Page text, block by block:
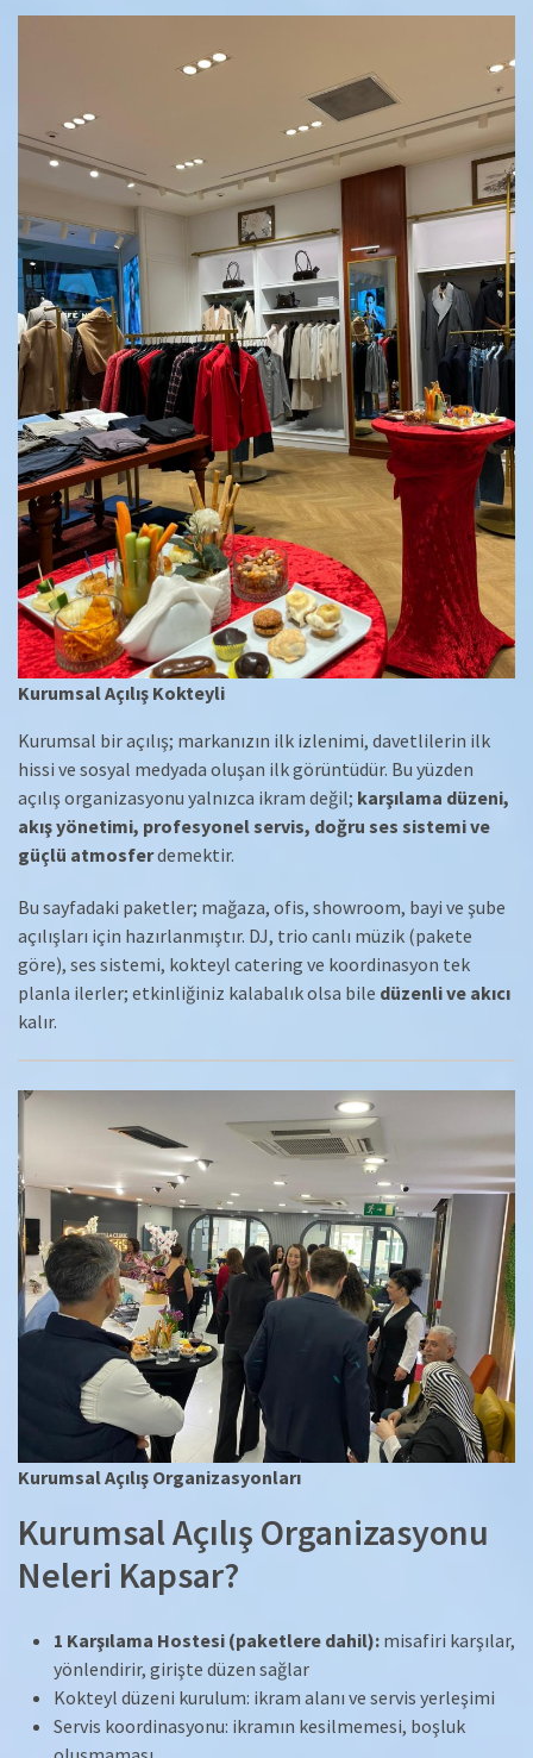
Kurumsal Açılış Kokteyli
Kurumsal bir açılış; markanızın ilk izlenimi, davetlilerin ilk
hissi ve sosyal medyada oluşan ilk görüntüdür. Bu yüzden
açılış organizasyonu yalnızca ikram değil; karşılama düzeni,
akış yönetimi, profesyonel servis, doğru ses sistemi ve
güçlü atmosferdemektir.
Bu sayfadaki paketler; mağaza, ofis, showroom, bayi ve şube
açılışları için hazırlanmıştır. DJ, trio canlı müzik (pakete
göre), ses sistemi, kokteyl catering ve koordinasyon tek
planla ilerler; etkinliğiniz kalabalık olsa bile düzenli ve akıcı
kalır.
Kurumsal Açılış Organizasyonları
Kurumsal Açılış Organizasyonu
Neleri Kapsar?
1 Karşılama Hostesi (paketlere dahil): misafiri karşılar,
yönlendirir, girişte düzen sağlar
Kokteyl düzeni kurulum: ikram alanı ve servis yerleşimi
Servis koordinasyonu: ikramın kesilmemesi, boşluk